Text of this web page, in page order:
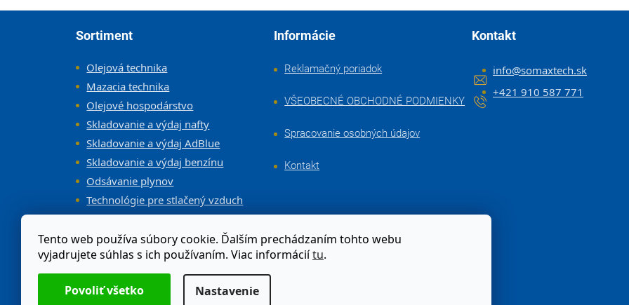
Tento web používa súbory cookie. Ďalším prechádzaním tohto webu
vyjadrujete súhlas s ich používaním. Viac informáciítu.
Nastavenie
Sortiment
Olejová technika
Mazacia technika
Olejové hospodárstvo
Skladovanie a výdaj nafty
Skladovanie a výdaj AdBlue
Skladovanie a výdaj benzínu
Odsávanie plynov
Technológie pre stlačený vzduch
Vybavenie dielne a servisov
Informácie
Reklamačný poriadok
VŠEOBECNÉ OBCHODNÉ PODMIENKY
Spracovanie osobných údajov
Kontakt
Kontakt
info@somaxtech.sk
+421 910 587 771
Odstúpenie od zmluvy